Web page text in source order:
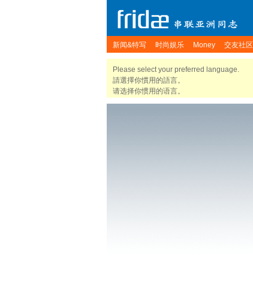
新闻&特写 时尚娱乐 Money 交友社区
Please select your preferred language.
請選擇你慣用的語言。
请选择你惯用的语言。